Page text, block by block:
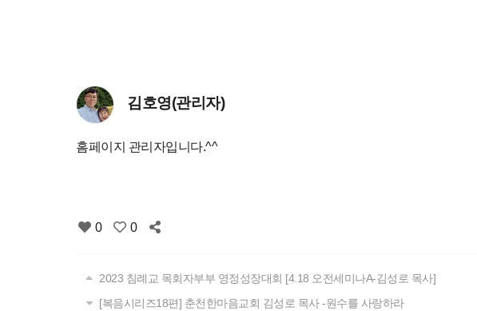
김호영(관리자)
홈페이지 관리자입니다.^^
0 0
2023 침례교 목회자부부 영정성장대회 [4.18 오전세미나A-김성로 목사]
[복음시리즈18편] 춘천한마음교회 김성로 목사 -원수를 사랑하라